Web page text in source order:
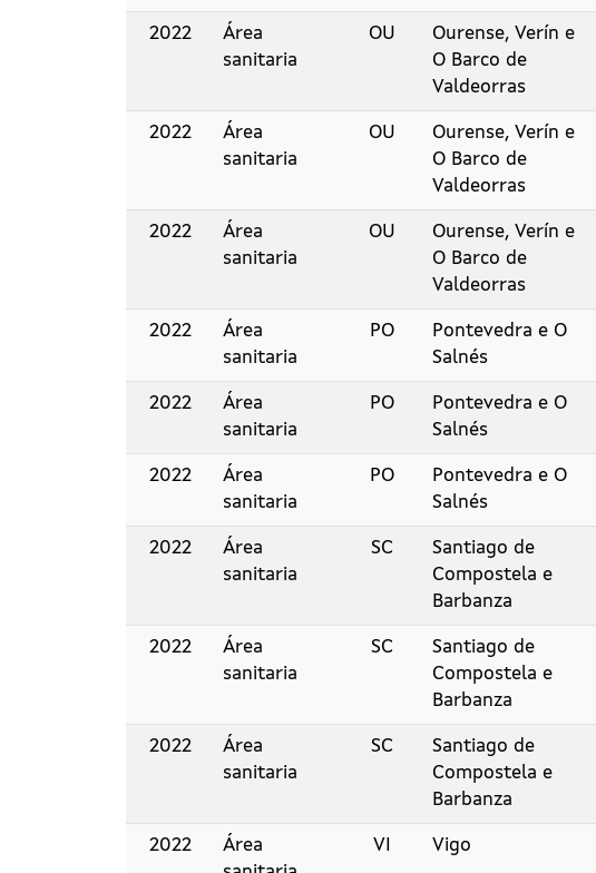
2022
Área
sanitaria
OU
Ourense, Verín e
O Barco de
Valdeorras
2022
Área
sanitaria
OU
Ourense, Verín e
O Barco de
Valdeorras
2022
Área
sanitaria
OU
Ourense, Verín e
O Barco de
Valdeorras
2022
Área
sanitaria
PO
Pontevedra e O
Salnés
2022
Área
sanitaria
PO
Pontevedra e O
Salnés
2022
Área
sanitaria
PO
Pontevedra e O
Salnés
2022
Área
sanitaria
SC
Santiago de
Compostela e
Barbanza
2022
Área
sanitaria
SC
Santiago de
Compostela e
Barbanza
2022
Área
sanitaria
SC
Santiago de
Compostela e
Barbanza
2022
Área
VI Vigo